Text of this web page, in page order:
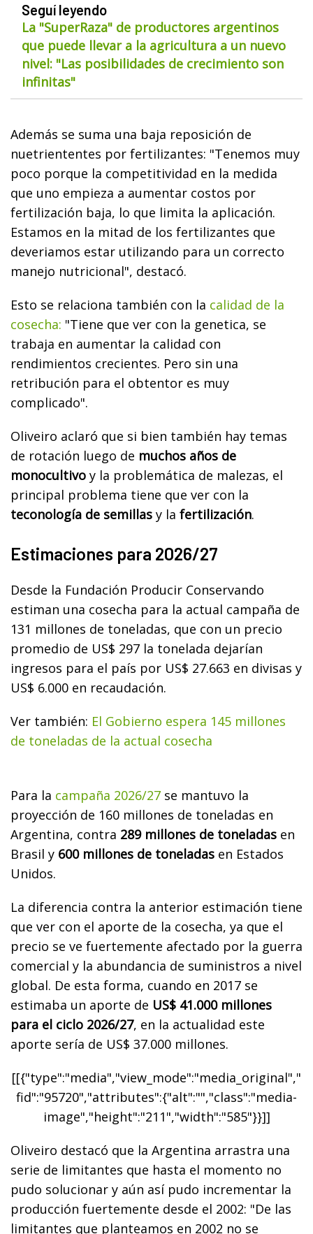
Seguí leyendo
La "SuperRaza" de productores argentinos
que puede llevar a la agricultura a un nuevo
nivel: "Las posibilidades de crecimiento son
infinitas"
Además se suma una baja reposición de
nuetriententes por fertilizantes: "Tenemos muy
poco porque la competitividad en la medida
que uno empieza a aumentar costos por
fertilización baja, lo que limita la aplicación.
Estamos en la mitad de los fertilizantes que
deveriamos estar utilizando para un correcto
manejo nutricional", destacó.
Esto se relaciona también con la calidad de la
cosecha: "Tiene que ver con la genetica, se
trabaja en aumentar la calidad con
rendimientos crecientes. Pero sin una
retribución para el obtentor es muy
complicado".
Oliveiro aclaró que si bien también hay temas
de rotación luego de muchos años de
monocultivo y la problemática de malezas, el
principal problema tiene que ver con la
teconología de semillas y la fertilización.
Estimaciones para 2026/27
Desde la Fundación Producir Conservando
estiman una cosecha para la actual campaña de
131 millones de toneladas, que con un precio
promedio de US$ 297 la tonelada dejarían
ingresos para el país por US$ 27.663 en divisas y
US$ 6.000 en recaudación.
Ver también: El Gobierno espera 145 millones
de toneladas de la actual cosecha
Para la campaña 2026/27 se mantuvo la
proyección de 160 millones de toneladas en
Argentina, contra 289 millones de toneladas en
Brasil y 600 millones de toneladas en Estados
Unidos.
La diferencia contra la anterior estimación tiene
que ver con el aporte de la cosecha, ya que el
precio se ve fuertemente afectado por la guerra
comercial y la abundancia de suministros a nivel
global. De esta forma, cuando en 2017 se
estimaba un aporte de US$ 41.000 millones
para el ciclo 2026/27, en la actualidad este
aporte sería de US$ 37.000 millones.
[[{"type":"media","view_mode":"media_original","
fid":"95720","attributes":{"alt":"","class":"media-
image","height":"211","width":"585"}}]]
Oliveiro destacó que la Argentina arrastra una
serie de limitantes que hasta el momento no
pudo solucionar y aún así pudo incrementar la
producción fuertemente desde el 2002: "De las
limitantes que planteamos en 2002 no se